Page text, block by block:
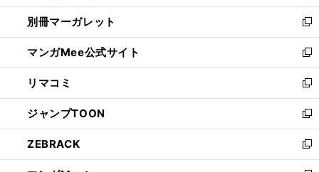
開
く
ウ
で
開
く
ウ
ィ
ン
ド
ウ
で
開
く
し
い
ウ
ィ
ン
ド
ウ
で
開
く
別冊マーガレット
新
し
い
ウ
ィ
ン
ド
ウ
で
開
マンガMee公式サイト
新
し
い
ウ
ィ
ン
ド
ウ
リマコミ
新
し
い
ウ
ィ
ン
ジャンプTOON
新
し
い
ウ
ZEBRACK
新
し